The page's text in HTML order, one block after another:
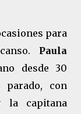
para
Paula
desde 30
con
la capitana